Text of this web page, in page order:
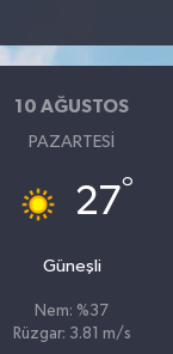
10 AĞUSTOS
PAZARTESI
27°
Güneşli
Nem: %37
Rüzgar: 3.81 m/s